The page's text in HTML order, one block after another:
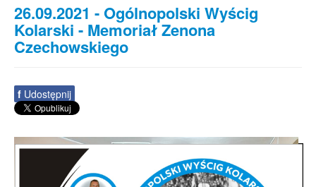
26.09.2021 - Ogólnopolski Wyścig
Kolarski - Memoriał Zenona
Czechowskiego
f Udostępnij